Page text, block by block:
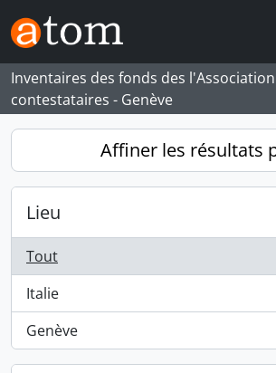
Skip to main content
Inventaires des fonds des
contestataires - Genève
Affiner les résultats
Lieu
Tout
Italie
, 1 résultats
Genève
, 1 résultats